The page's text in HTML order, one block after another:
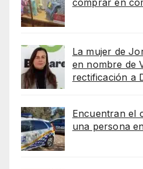
comprar en
La mujer de
en nombre de
rectificación a
Encuentran el
una persona